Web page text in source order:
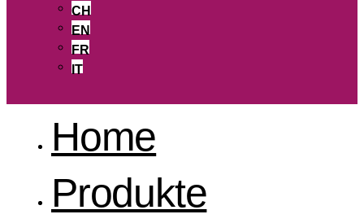
CH
EN
FR
IT
Home
Produkte